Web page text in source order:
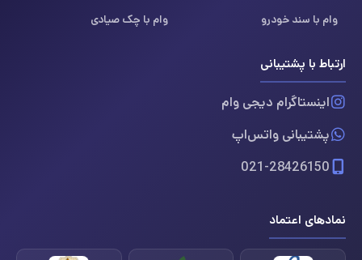
وام با سند خودرو
وام با چک صیادی
ارتباط با پشتیبانی
اینستاگرام دیجی وام
پشتیبانی واتس‌اپ
021-28426150
نمادهای اعتماد